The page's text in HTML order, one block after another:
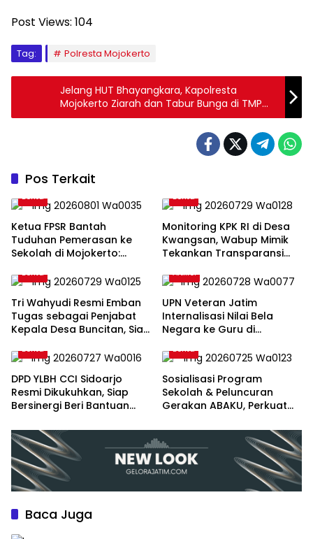
Post Views: 104
Tag: Polresta Mojokerto
Jelang HUT Bhayangkara, Kapolresta
Mojokerto Ziarah dan Tabur Bunga di TMP
Gajah Mada
Pos Terkait
Berita
Ketua FPSR Bantah
Tuduhan Pemerasan ke
Sekolah di Mojokerto:
Siap Tempuh Jalur Hukum”
Berita
Monitoring KPK RI di Desa
Kwangsan, Wabup Mimik
Tekankan Transparansi
Berita
Tri Wahyudi Resmi Emban
Tugas sebagai Penjabat
Kepala Desa Buncitan, Siap
Pembangunan
Artikel
UPN Veteran Jatim
Internalisasi Nilai Bela
Negara ke Guru di
Berita
DPD YLBH CCI Sidoarjo
Resmi Dikukuhkan, Siap
Bersinergi Beri Bantuan
Berita
Sosialisasi Program
Sekolah & Peluncuran
Gerakan ABAKU, Perkuat
Keluarga
Baca Juga